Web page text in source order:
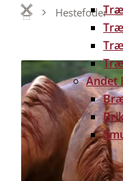
Andet
Hestefoder